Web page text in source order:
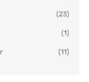
(23)
(1)
(11)